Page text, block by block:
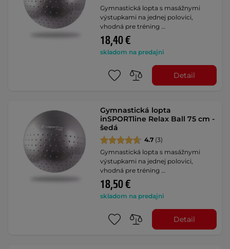
Gymnastická lopta s masážnymi
výstupkami na jednej polovici,
vhodná pre tréning …
18,40 €
skladom na predajni
Detail
Gymnastická lopta
inSPORTline Relax Ball 75 cm -
šedá
4.7 (3)
Gymnastická lopta s masážnymi
výstupkami na jednej polovici,
vhodná pre tréning …
18,50 €
skladom na predajni
Detail